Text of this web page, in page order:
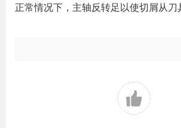
正常情况下，主轴反转足以使切屑从刀